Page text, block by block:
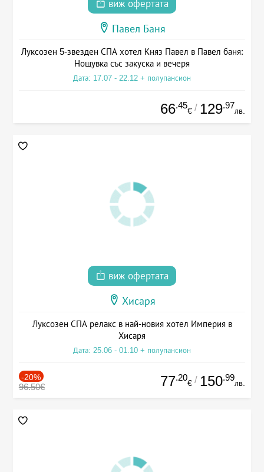
виж офертата
Павел Баня
Луксозен 5-звезден СПА хотел Княз Павел в Павел баня:
Нощувка със закуска и вечеря
Дата: 17.07 - 22.12 + полупансион
66.45
€ / 129.97
лв.
виж офертата
Хисаря
Луксозен СПА релакс в най-новия хотел Империя в
Хисаря
Дата: 25.06 - 01.10 + полупансион
-20%
96.50€ 77.20
€ / 150.99
лв.